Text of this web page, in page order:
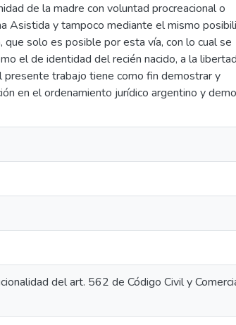
de la madre con voluntad procreacional o
Asistida y tampoco mediante el mismo
solo es posible por esta vía, con lo cual se
el de identidad del recién nacido, a la
trabajo tiene como fin demostrar y
en el ordenamiento jurídico argentino y
del art. 562 de Código Civil y